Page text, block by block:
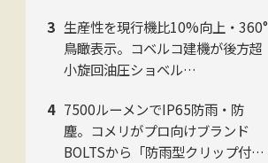
生産性を現行機比10%向上・360°
鳥瞰表示。コベルコ建機が後方超
小旋回油圧ショベル
売開始
7500ルーメンでIP65防雨・防
塵。コメリがプロ向けブランド
BOLTSから「防雨型クリップ付き